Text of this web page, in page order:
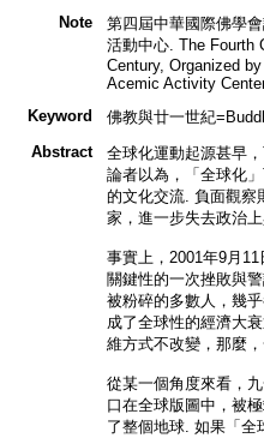
Note
第四屆中華國際佛學
活動中心. The Fourth
Century, Organized
Acemic Activity
Keyword
佛教與廿一世紀
Abstract
全球化運動起源甚早
論者以為，「全球化
的文化交流. 負面觀察
家，進一步失去政治
事實上，2001年9月
關鍵性的一次挫敗與
被粉碎的多數人，幾
成了全球性的經濟大
維方式不改變，那麼
從某一個角度來看，
口在全球版圖中，被
了整個地球. 如果「全